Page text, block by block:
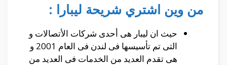
من وين اشتري شريحة ليبارا :
حيث ان ليبار هى أحدى شركات الأتصالات و
التى تم تأسيسها فى لندن فى العام 2001 و
هى تقدم العديد من الخدمات فى العديد من